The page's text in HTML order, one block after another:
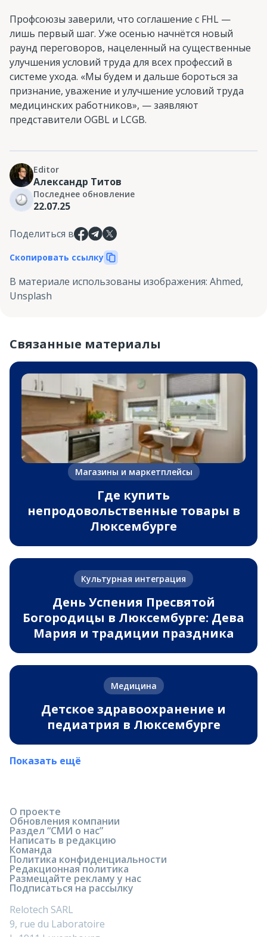
Профсоюзы заверили, что соглашение с FHL —
лишь первый шаг. Уже осенью начнётся новый
раунд переговоров, нацеленный на существенные
улучшения условий труда для всех профессий в
системе ухода. «Мы будем и дальше бороться за
признание, уважение и улучшение условий труда
медицинских работников», — заявляют
представители OGBL и LCGB.
Editor
Александр Титов
Последнее обновление
22.07.25
Поделиться в
Скопировать ссылку
В материале использованы изображения: Ahmed,
Unsplash
Связанные материалы
Магазины и маркетплейсы
Где купить
непродовольственные товары в
Люксембурге
Культурная интеграция
День Успения Пресвятой
Богородицы в Люксембурге: Дева
Мария и традиции праздника
Медицина
Детское здравоохранение и
педиатрия в Люксембурге
Показать ещё
О проекте
Обновления компании
Раздел “СМИ о нас”
Написать в редакцию
Команда
Политика конфиденциальности
Редакционная политика
Размещайте рекламу у нас
Подписаться на рассылку
Relotech SARL
9, rue du Laboratoire